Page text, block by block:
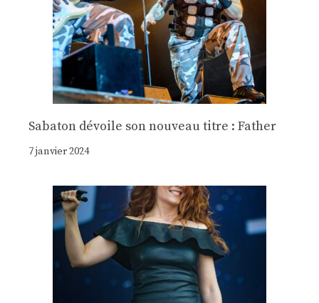
Sabaton dévoile son nouveau titre : Father
7 janvier 2024